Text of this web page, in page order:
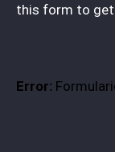
this form to get
Error: